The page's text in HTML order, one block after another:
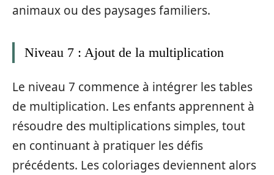
animaux ou des paysages familiers.
Niveau 7 : Ajout de la multiplication
Le niveau 7 commence à intégrer les tables
de multiplication. Les enfants apprennent à
résoudre des multiplications simples, tout
en continuant à pratiquer les défis
précédents. Les coloriages deviennent alors